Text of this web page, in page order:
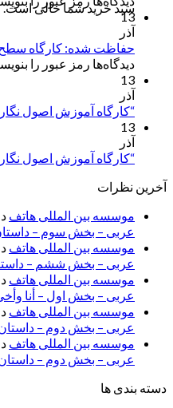
سبد خرید شما خالی است.
13
آذر
حفاظت شده: کارگاه سطح
دیدگاه‌ها رمز عبور را
13
آذر
“کارگاه آموزش اصول
13
آذر
“کارگاه آموزش اصول
آخرین نظرات
موسسه بین المللی هاتف
عربی – بخش سوم –
موسسه بین المللی هاتف
عربی – بخش ششم –
موسسه بین المللی هاتف
عربی – بخش اول – أنا
موسسه بین المللی هاتف
عربی – بخش دوم – داستان
موسسه بین المللی هاتف
عربی – بخش دوم – داستان
دسته بندی ها